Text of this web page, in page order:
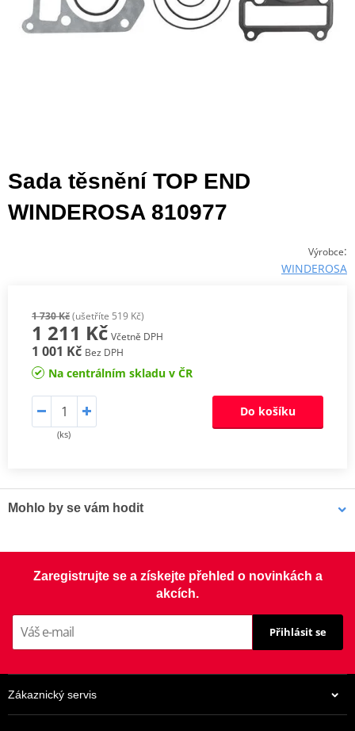
Sada těsnění TOP END
WINDEROSA 810977
Výrobce:
WINDEROSA
1 730 Kč(ušetříte 519 Kč)
1 211 Kč Včetně DPH
1 001 Kč Bez DPH
Na centrálním skladu v ČR
(ks)
Do košíku
Mohlo by se vám hodit
Zaregistrujte se a získejte přehled o novinkách a
akcích.
Přihlásit se
Zákaznický servis